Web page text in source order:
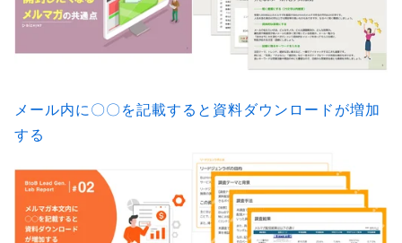
メール内に〇〇を記載すると資料ダウンロードが増加
する